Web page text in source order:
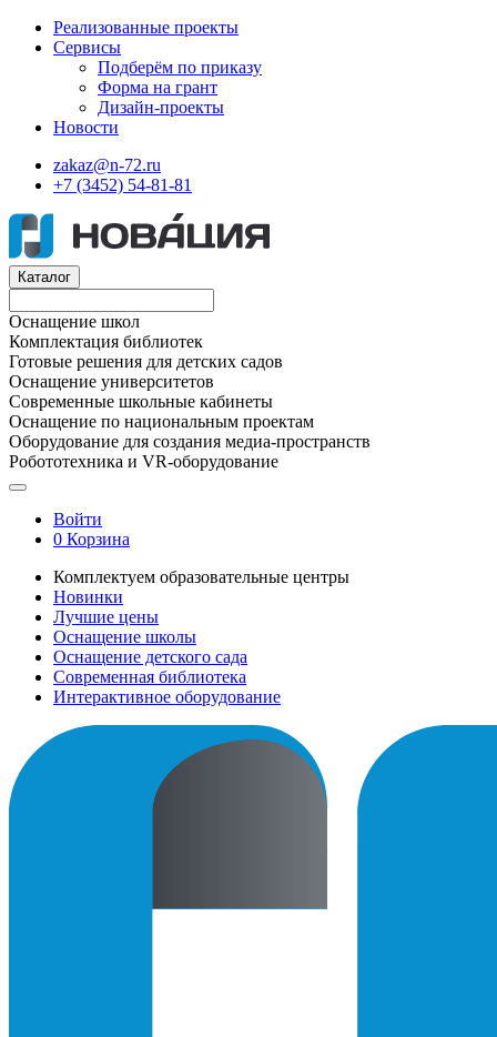
Реализованные проекты
Сервисы
Подберём по приказу
Форма на грант
Дизайн-проекты
Новости
zakaz@n-72.ru
+7 (3452) 54-81-81
Каталог
Оснащение школ
Комплектация библиотек
Готовые решения для детских садов
Оснащение университетов
Современные школьные кабинеты
Оснащение по национальным проектам
Оборудование для создания медиа-пространств
Робототехника и VR-оборудование
Войти
0 Корзина
Комплектуем образовательные центры
Новинки
Лучшие цены
Оснащение школы
Оснащение детского сада
Современная библиотека
Интерактивное оборудование